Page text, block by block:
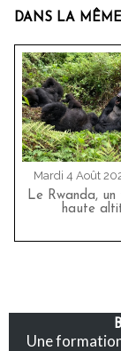
DANS LA
Mardi 4 Août
Le Rwanda, un
haute
Une